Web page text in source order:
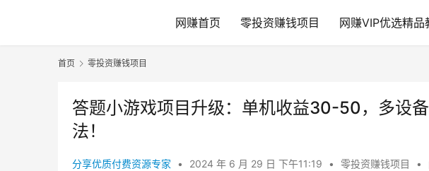
网赚首页 零投资赚钱项目 网赚VIP优选精品
首页 零投资赚钱项目
答题小游戏项目升级：单机收益30-50，多设
法！
分享优质付费资源专家 • 2024 年 6 月 29 日 下午11:19 • 零投资赚钱项目 •